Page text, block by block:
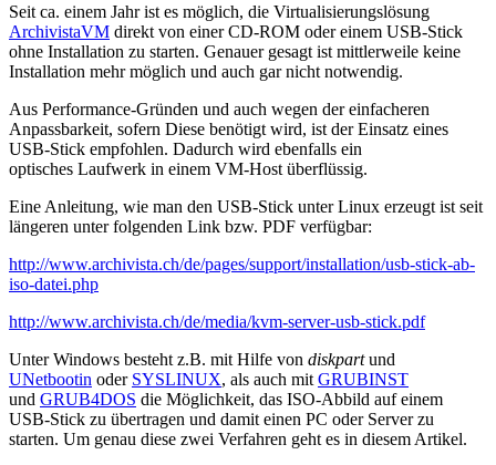
Seit ca. einem Jahr ist es möglich, die Virtualisierungslösung
ArchivistaVM direkt von einer CD-ROM oder einem USB-Stick
ohne Installation zu starten. Genauer gesagt ist mittlerweile keine
Installation mehr möglich und auch gar nicht notwendig.
Aus Performance-Gründen und auch wegen der einfacheren
Anpassbarkeit, sofern Diese benötigt wird, ist der Einsatz eines
USB-Stick empfohlen. Dadurch wird ebenfalls ein
optisches Laufwerk in einem VM-Host überflüssig.
Eine Anleitung, wie man den USB-Stick unter Linux erzeugt ist seit
längeren unter folgenden Link bzw. PDF verfügbar:
http://www.archivista.ch/de/pages/support/installation/usb-stick-ab-
iso-datei.php
http://www.archivista.ch/de/media/kvm-server-usb-stick.pdf
Unter Windows besteht z.B. mit Hilfe von diskpartund
UNetbootin oder SYSLINUX, als auch mit GRUBINST
und GRUB4DOS die Möglichkeit, das ISO-Abbild auf einem
USB-Stick zu übertragen und damit einen PC oder Server zu
starten. Um genau diese zwei Verfahren geht es in diesem Artikel.